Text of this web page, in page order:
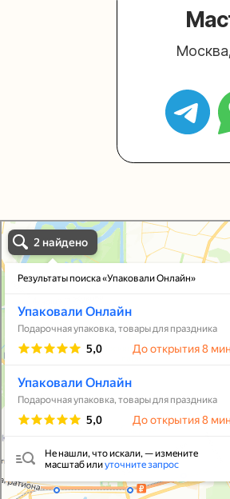
Упаковали Онлайн в Москве
Москва